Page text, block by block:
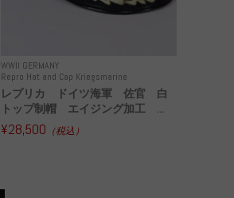
WWII GERMANY
Repro Hat and Cap Kriegsmarine
レプリカ ドイツ海軍 佐官 白
トップ制帽 エイジング加工 ...
¥28,500 （税込）